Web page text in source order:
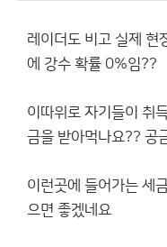
레이더도 비고 실제 현
에 강수 확률 0%임??
이따위로 자기들이 취
금을 받아먹나요?? 공
이런곳에 들어가는 세
으면 좋겠네요